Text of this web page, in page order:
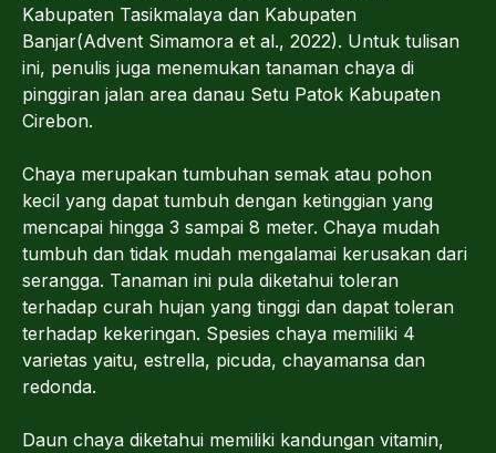
Kabupaten Tasikmalaya dan Kabupaten
Banjar(Advent Simamora et al., 2022). Untuk tulisan
ini, penulis juga menemukan tanaman chaya di
pinggiran jalan area danau Setu Patok Kabupaten
Cirebon.
Chaya merupakan tumbuhan semak atau pohon
kecil yang dapat tumbuh dengan ketinggian yang
mencapai hingga 3 sampai 8 meter. Chaya mudah
tumbuh dan tidak mudah mengalamai kerusakan dari
serangga. Tanaman ini pula diketahui toleran
terhadap curah hujan yang tinggi dan dapat toleran
terhadap kekeringan. Spesies chaya memiliki 4
varietas yaitu, estrella, picuda, chayamansa dan
redonda.
Daun chaya diketahui memiliki kandungan vitamin,